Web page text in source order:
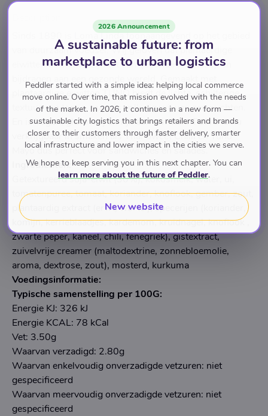
Sinds 1890 is Loma Linda toonaangevend op het gebied
van duurzaam voedsel. Wij geloven dat plantaardige
eiwitten de sleutel zijn tot een gezonde levensstijl en
bijdragen aan een gezonde wereld. Gemaakt met
plantaardige eiwitten TUNO biedt de lichte, schilferige
textuur van tonijn, maar is volledig vrij van zeevruchten.
En is Vegan, glutenvrij en rijk aan eiwitten. TUNO is nu
verkrijgbaar in smaken als Thai Sweet Chilli en Tuno
Mayo dus perfect voor sandwiches en salades.
Ingrediënten:
Getextureerd soja-eiwit (30%), kokosmelk, water, ui,
tomatenpuree, tomaat, koriander, knoflook, gember, zout,
plantaardig extract (erwt, wortel), specerijen (koriander,
komijn, kerrieblaadjes, kardemom, kruidnagel, knoflook ,
zwarte peper, kaneel, chili, fenegriek), gistextract,
zuivelvrije creamer (maltodextrine, zonnebloemolie,
aroma, dextrose, zout), mosterd, kurkuma
Voedingsinformatie:
Typische samenstelling per 100G:
Energie KJ: 326 kJ
Energie KCAL: 78 kCal
Vet: 3.50g
Waarvan verzadigd: 2.80g
Waarvan enkelvoudig onverzadigde vetzuren: niet
gespecificeerd
Waarvan meervoudig onverzadigde vetzuren: niet
gespecificeerd
2026 Announcement
A sustainable future: from
marketplace to urban logistics
Peddler started with a simple idea: helping local commerce
move online. Over time, that mission evolved with the needs
of the market. In 2026, it continues in a new form —
sustainable city logistics that brings retailers and brands
closer to their customers through faster delivery, smarter
local infrastructure and lower impact in the cities we serve.
We hope to keep serving you in this next chapter. You can
learn more about the future of Peddler.
New website